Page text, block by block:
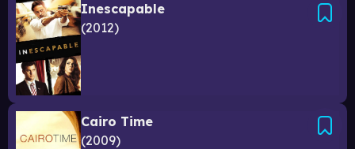
Inescapable
2012
Cairo Time
2009